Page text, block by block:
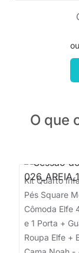
ou
O que
Kit Quarto
Pés Square
Cômoda Elfe
e 1 Porta +
Roupa Elfe +